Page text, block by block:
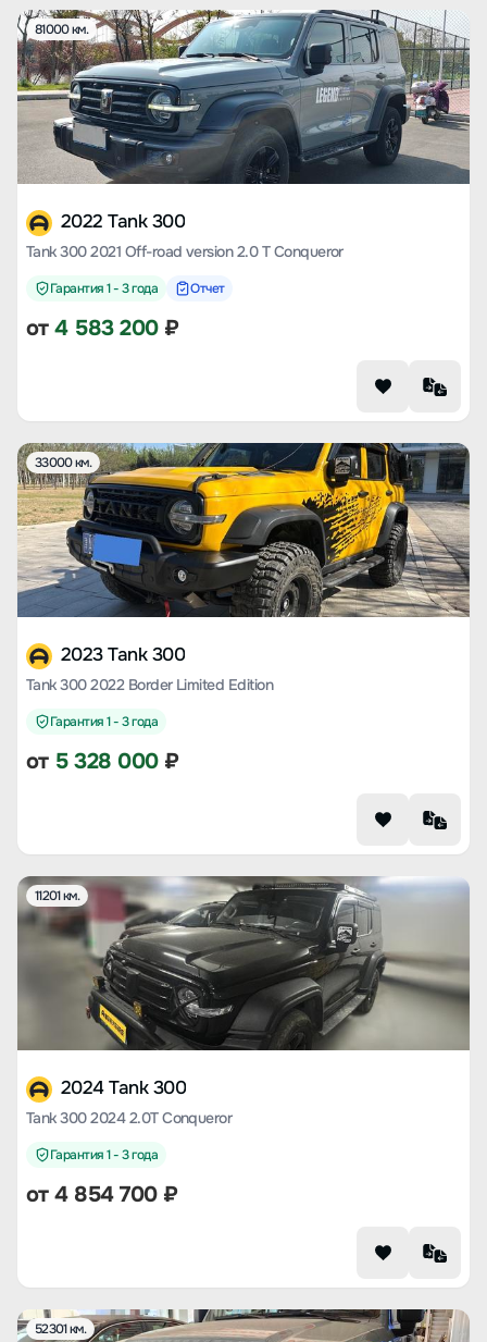
81000 км.
2022 Tank 300
Tank 300 2021 Off-road version 2.0 T Conqueror
Гарантия 1 - 3 года Отчет
от4 583 200₽
33000 км.
2023 Tank 300
Tank 300 2022 Border Limited Edition
Гарантия 1 - 3 года
от 5 328 000₽
11201 км.
2024 Tank 300
Tank 300 2024 2.0T Conqueror
Гарантия 1 - 3 года
от4 854 700₽
52301 км.